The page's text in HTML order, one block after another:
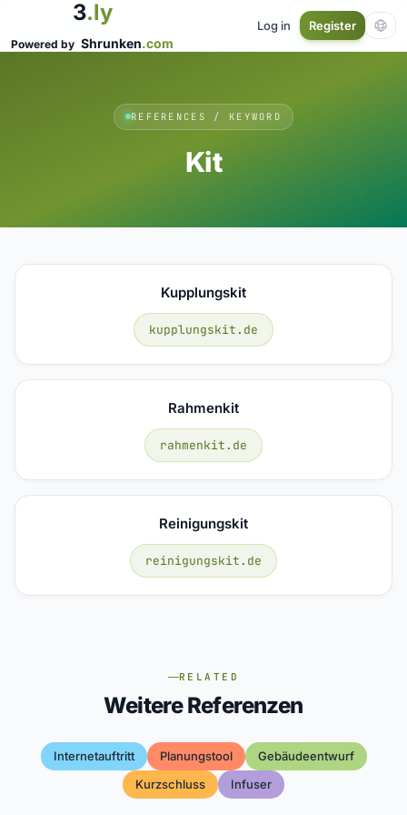
3.ly
Powered by Shrunken.com
Log in Register
REFERENCES / KEYWORD
Kit
Kupplungskit
kupplungskit.de
Rahmenkit
rahmenkit.de
Reinigungskit
reinigungskit.de
RELATED
Weitere Referenzen
Internetauftritt Planungstool
Gebäudeentwurf
Kurzschluss
Infuser